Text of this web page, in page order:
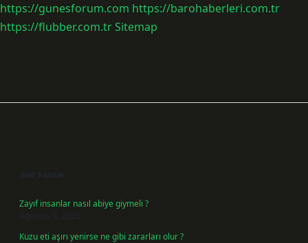
https://gunesforum.com https://barohaberleri.com.tr
https://flubber.com.trSitemap
Son Yazılar
Zayıf insanlar nasıl abiye giymeli ?
Ağustos 9, 2026
Kuzu eti aşırı yenirse ne gibi zararları olur ?